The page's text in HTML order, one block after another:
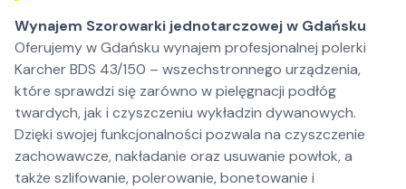
Wynajem Szorowarki jednotarczowej w Gdańsku
Oferujemy w Gdańsku wynajem profesjonalnej polerki
Karcher BDS 43/150 – wszechstronnego urządzenia,
które sprawdzi się zarówno w pielęgnacji podłóg
twardych, jak i czyszczeniu wykładzin dywanowych.
Dzięki swojej funkcjonalności pozwala na czyszczenie
zachowawcze, nakładanie oraz usuwanie powłok, a
także szlifowanie, polerowanie, bonetowanie i